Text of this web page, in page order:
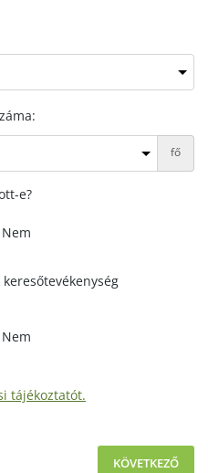
fő
e?
Nem
Nem
tájékoztatót.
KÖVETKEZŐ